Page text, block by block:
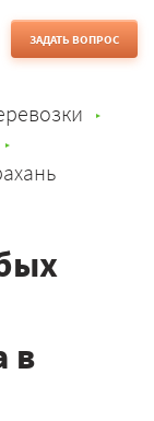
ЗАДАТЬ ВОПРОС
в